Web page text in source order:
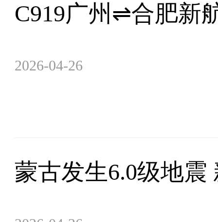
C919广州⇌合肥新
2026-04-26
蒙古发生6.0级地